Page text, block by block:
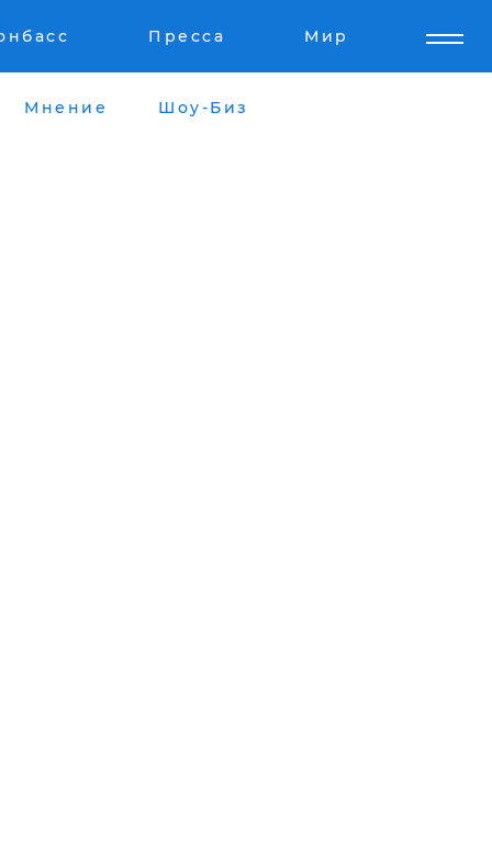
Пресса Мир
Мнение Шоу-Биз